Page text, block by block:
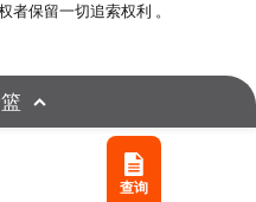
查询
者保留一切追索权利 。